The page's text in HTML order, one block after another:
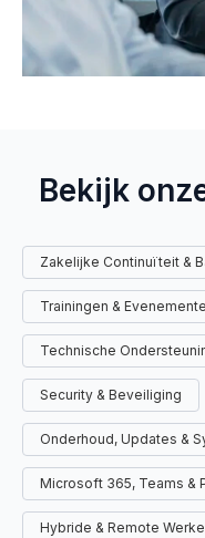
Bekijk
Zakelijke Continuïteit &
Trainingen &
Technische
Security & Beveiliging
Onderhoud, Updates &
Microsoft 365, Teams &
Hybride & Remote